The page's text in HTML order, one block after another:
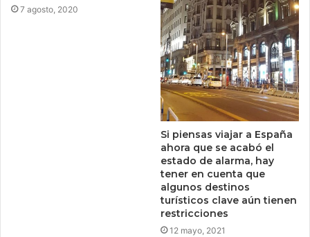
7 agosto, 2020
Si piensas viajar a España
ahora que se acabó el
estado de alarma, hay
tener en cuenta que
algunos destinos
turísticos clave aún tienen
restricciones
12 mayo, 2021